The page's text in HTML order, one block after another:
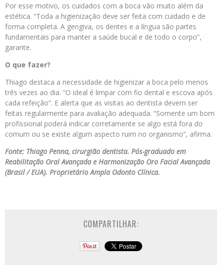
Por esse motivo, os cuidados com a boca vão muito além da
estética. “Toda a higienização deve ser feita com cuidado e de
forma completa. A gengiva, os dentes e a língua são partes
fundamentais para manter a saúde bucal e de todo o corpo”,
garante.
O que fazer?
Thiago destaca a necessidade de higienizar a boca pelo menos
três vezes ao dia. “O ideal é limpar com fio dental e escova após
cada refeição”. E alerta que as visitas ao dentista devem ser
feitas regularmente para avaliação adequada. “Somente um bom
profissional poderá indicar corretamente se algo está fora do
comum ou se existe algum aspecto ruim no organismo”, afirma.
Fonte: Thiago Penna, cirurgião dentista. Pós-graduado em
Reabilitação Oral Avançada e Harmonização Oro Facial Avançada
(Brasil / EUA). Proprietário Ampla Odonto Clínica.
COMPARTILHAR: